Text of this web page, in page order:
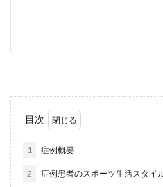
目次
1 症例概要
2 症例患者のスポーツ生活スタイ